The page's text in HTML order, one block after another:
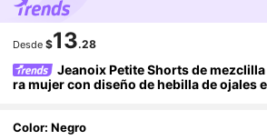
Desde $13.28
Jeanoix Petite Shorts de mezclilla
ra mujer con diseño de hebilla de ojales
pequeña
Color: Negro